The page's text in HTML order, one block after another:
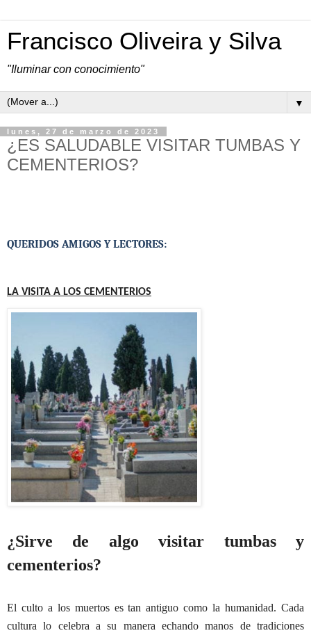
Francisco Oliveira y Silva
"Iluminar con conocimiento"
▼
lunes, 27 de marzo de 2023
¿ES SALUDABLE VISITAR TUMBAS Y
CEMENTERIOS?
QUERIDOS AMIGOS Y LECTORES:
LA VISITA A LOS CEMENTERIOS
¿Sirve de algo visitar tumbas y
cementerios?
El culto a los muertos es tan antiguo como la humanidad. Cada
cultura lo celebra a su manera echando manos de tradiciones